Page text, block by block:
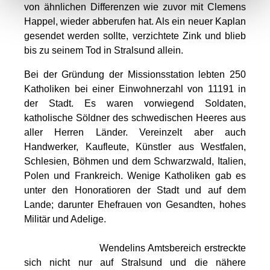
von ähnlichen Differenzen wie zuvor mit Clemens
Happel, wieder abberufen hat. Als ein neuer Kaplan
gesendet werden sollte, verzichtete Zink und blieb
bis zu seinem Tod in Stralsund allein.
Bei der Gründung der Missionsstation lebten 250
Katholiken bei einer Einwohnerzahl von 11191 in
der Stadt. Es waren vorwiegend Soldaten,
katholische Söldner des schwedischen Heeres aus
aller Herren Länder. Vereinzelt aber auch
Handwerker, Kaufleute, Künstler aus Westfalen,
Schlesien, Böhmen und dem Schwarzwald, Italien,
Polen und Frankreich. Wenige Katholiken gab es
unter den Honoratioren der Stadt und auf dem
Lande; darunter Ehefrauen von Gesandten, hohes
Militär und Adelige.
Wendelins Amtsbereich erstreckte
sich nicht nur auf Stralsund und die nähere